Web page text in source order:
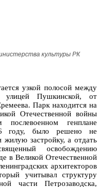
культуры РК
узкой полосой между
улицей Пушкинской, от
Парк находится на
Отечественной войны
генплане
году, было решено не
жилую застройку, а отдать
освобождению
в Великой Отечественной
архитекторов
учитывал структуру
части Петрозаводска,